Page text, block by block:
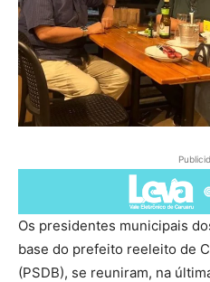
Os presidentes municipais
base do prefeito reeleito de
(PSDB), se reuniram, na